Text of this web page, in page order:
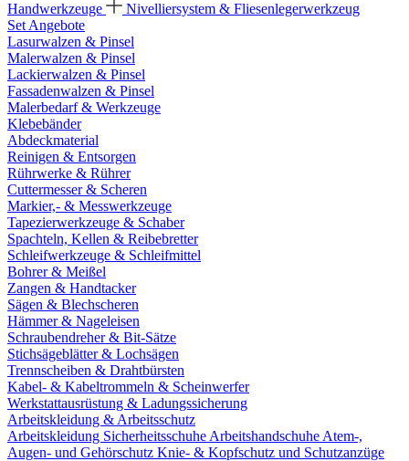
Handwerkzeuge
Nivelliersystem & Fliesenlegerwerkzeug
Set Angebote
Lasurwalzen & Pinsel
Malerwalzen & Pinsel
Lackierwalzen & Pinsel
Fassadenwalzen & Pinsel
Malerbedarf & Werkzeuge
Klebebänder
Abdeckmaterial
Reinigen & Entsorgen
Rührwerke & Rührer
Cuttermesser & Scheren
Markier,- & Messwerkzeuge
Tapezierwerkzeuge & Schaber
Spachteln, Kellen & Reibebretter
Schleifwerkzeuge & Schleifmittel
Bohrer & Meißel
Zangen & Handtacker
Sägen & Blechscheren
Hämmer & Nageleisen
Schraubendreher & Bit-Sätze
Stichsägeblätter & Lochsägen
Trennscheiben & Drahtbürsten
Kabel- & Kabeltrommeln & Scheinwerfer
Werkstattausrüstung & Ladungssicherung
Arbeitskleidung & Arbeitsschutz
Arbeitskleidung Sicherheitsschuhe Arbeitshandschuhe Atem-,
Augen- und Gehörschutz Knie- & Kopfschutz und Schutzanzüge